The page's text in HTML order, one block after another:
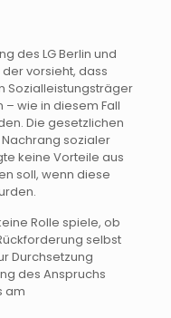
des LG Berlin und
der vorsieht, dass
Sozialleistungsträger
wie in diesem Fall
Die gesetzlichen
sozialer
keine Vorteile aus
soll, wenn diese
Rolle spiele, ob
selbst
Durchsetzung
des Anspruchs
am